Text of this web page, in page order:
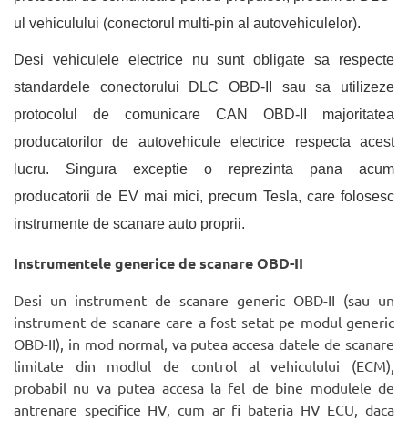
ul vehiculului (conectorul multi-pin al autovehiculelor).
Desi vehiculele electrice nu sunt obligate sa respecte
standardele conectorului DLC OBD-II sau sa utilizeze
protocolul de comunicare CAN OBD-II majoritatea
producatorilor de autovehicule electrice respecta acest
lucru. Singura exceptie o reprezinta pana acum
producatorii de EV mai mici, precum Tesla, care folosesc
instrumente de scanare auto proprii.
Instrumentele generice de scanare OBD-II
Desi un instrument de scanare generic OBD-II (sau un
instrument de scanare care a fost setat pe modul generic
OBD-II), in mod normal, va putea accesa datele de scanare
limitate din modlul de control al vehiculului (ECM),
probabil nu va putea accesa la fel de bine modulele de
antrenare specifice HV, cum ar fi bateria HV ECU, daca